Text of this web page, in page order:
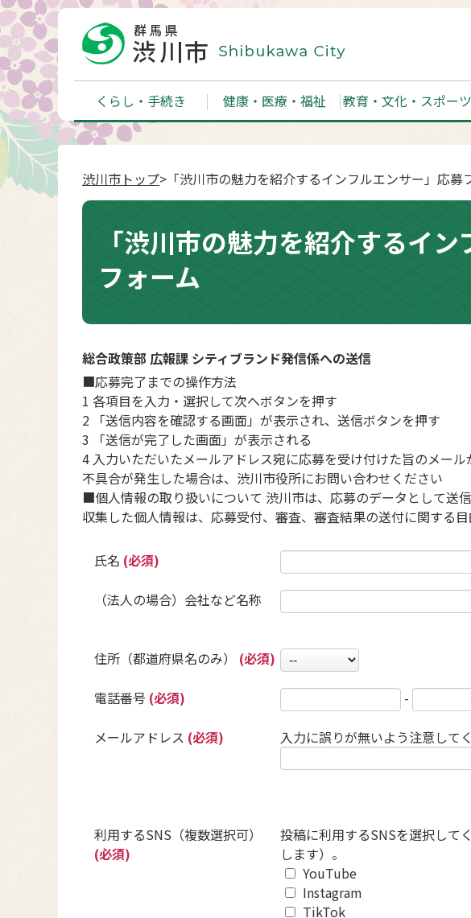
くらし・手続き 健康・医療・福祉 教育・文化・スポーツ
渋川市トップ>「渋川市の魅力を紹介するインフルエンサー」応募
「渋川市の魅力を紹介するイ
フォーム
総合政策部 広報課 シティブランド発信係への送信
■応募完了までの操作方法
1 各項目を入力・選択して次へボタンを押す
2 「送信内容を確認する画面」が表示され、送信ボタンを押す
3 「送信が完了した画面」が表示される
4 入力いただいたメールアドレス宛に応募を受け付けた旨のメー
不具合が発生した場合は、渋川市役所にお問い合わせください
■個人情報の取り扱いについて 渋川市は、応募のデータとして送
収集した個人情報は、応募受付、審査、審査結果の送付に関する目
氏名 (必須)
（法人の場合）会社など名称
住所（都道府県名のみ） (必須)
電話番号 (必須) -
メールアドレス (必須) 入力に誤りが無いよう注意して
利用するSNS（複数選択可）
(必須)
投稿に利用するSNSを選択して
します）。
YouTube
Instagram
TikTok